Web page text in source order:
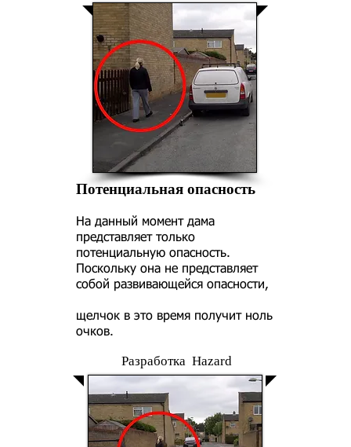
Потенциальная опасность
На данный момент дама
представляет только
потенциальную опасность.
Поскольку она не представляет
собой развивающейся опасности,
щелчок в это время получит ноль
очков.
Разработка Hazard